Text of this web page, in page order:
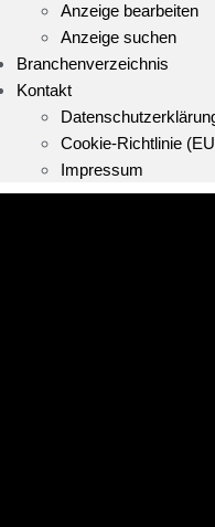
Anzeige bearbeiten
Anzeige suchen
Branchenverzeichnis
Kontakt
Cookie-Richtlinie
Impressum